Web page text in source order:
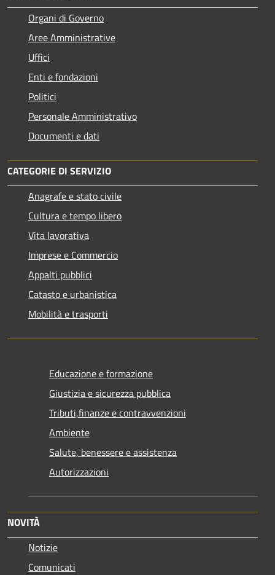
Organi di Governo
Aree Amministrative
Uffici
Enti e fondazioni
Politici
Personale Amministrativo
Documenti e dati
CATEGORIE DI SERVIZIO
Anagrafe e stato civile
Cultura e tempo libero
Vita lavorativa
Imprese e Commercio
Appalti pubblici
Catasto e urbanistica
Mobilità e trasporti
Educazione e formazione
Giustizia e sicurezza pubblica
Tributi,finanze e contravvenzioni
Ambiente
Salute, benessere e assistenza
Autorizzazioni
NOVITÀ
Notizie
Comunicati